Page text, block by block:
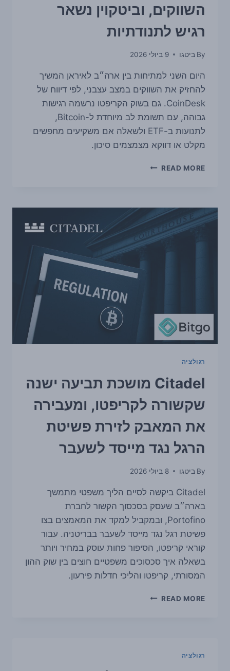
השווקים, וביטקוין נשאר
רגיש לתנודתיות
By ביטגו 9 ביולי 2026
היום השני למתיחות בין ארה״ב לאיראן המשיך
להחזיק את השווקים במצב עצבני, לפי דיווח של
CoinDesk. גם בשוק הקריפטו נרשמה רגישות
גבוהה, עם תשומת לב מיוחדת ל-Bitcoin,
לתנועות ב-ETF ולשאלה אם משקיעים מחפשים
מקלט או דווקא מצמצמים סיכון.
READ MORE המתיחות
ממשיכה
לטלטל
את
השווקים,
וביטקוין
נשאר
רגולציה
Citadel מושכת תביעה ישנה
שקשורה לקריפטו, ומעבירה
את המאבק לזירת פשיטת
הרגל נגד מייסד לשעבר
By ביטגו 8 ביולי 2026
Citadel ביקשה לסיים הליך משפטי מתמשך
בארה״ב שעסק בסכסוך הקשור לחברת
Portofino, ובמקביל למקד את המאמצים בצו
פשיטת רגל נגד מייסד לשעבר בבריטניה. עבור
קוראי קריפטו, הסיפור פחות עוסק במחיר ויותר
בשאלה איך סכסוכים משפטיים חוצים בין שוק ההון
המסורתי, קריפטו והליכי חדלות פירעון.
READ MORE
CITADEL
רגולציה